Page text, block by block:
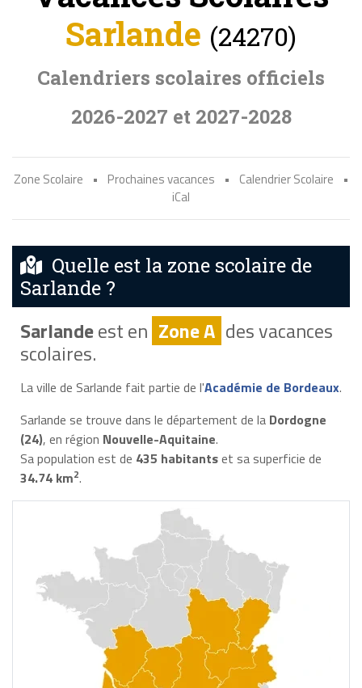
Sarlande (24270)
Calendriers scolaires officiels
2026-2027 et 2027-2028
Zone Scolaire • Prochaines vacances • Calendrier Scolaire
•
iCal
Quelle est la zone scolaire de
Sarlande ?
Sarlandeest en Zone A des vacances
scolaires.
La ville de Sarlande fait partie de l'Académie de Bordeaux.
Sarlande se trouve dans le département de la Dordogne
(24), en région Nouvelle-Aquitaine.
Sa population est de 435 habitantset sa superficie de
34.74 km2.